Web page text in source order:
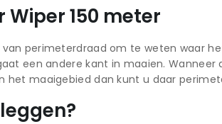
150 meter
perimeterdraad om te weten waar
een andere kant in maaien.
maaigebied dan kunt u daar